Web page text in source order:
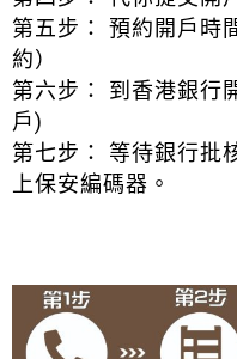
第五步： 預約開戶時
約）
第六步： 到香港銀行
戶)
第七步： 等待銀行批
上保安編碼器。